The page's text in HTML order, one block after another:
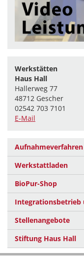
Werkstätten
Haus Hall
Hallerweg 77
48712 Gescher
02542 703 7101
E-Mail
Aufnahmeverfahren
Werkstattladen
BioPur-Shop
Integrationsbetrieb
Stellenangebote
Stiftung Haus Hall